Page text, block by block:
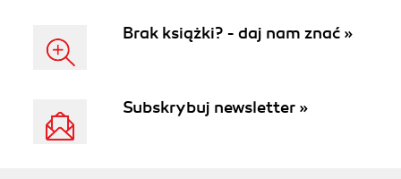
Brak książki? - daj nam znać »
Subskrybuj newsletter »